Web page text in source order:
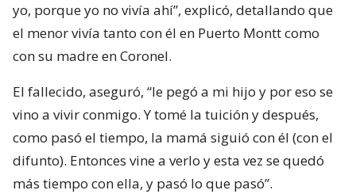
yo, porque yo no vivía ahí”, explicó, detallando que
el menor vivía tanto con él en Puerto Montt como
con su madre en Coronel.
El fallecido, aseguró, “le pegó a mi hijo y por eso se
vino a vivir conmigo. Y tomé la tuición y después,
como pasó el tiempo, la mamá siguió con él (con el
difunto). Entonces vine a verlo y esta vez se quedó
más tiempo con ella, y pasó lo que pasó”.